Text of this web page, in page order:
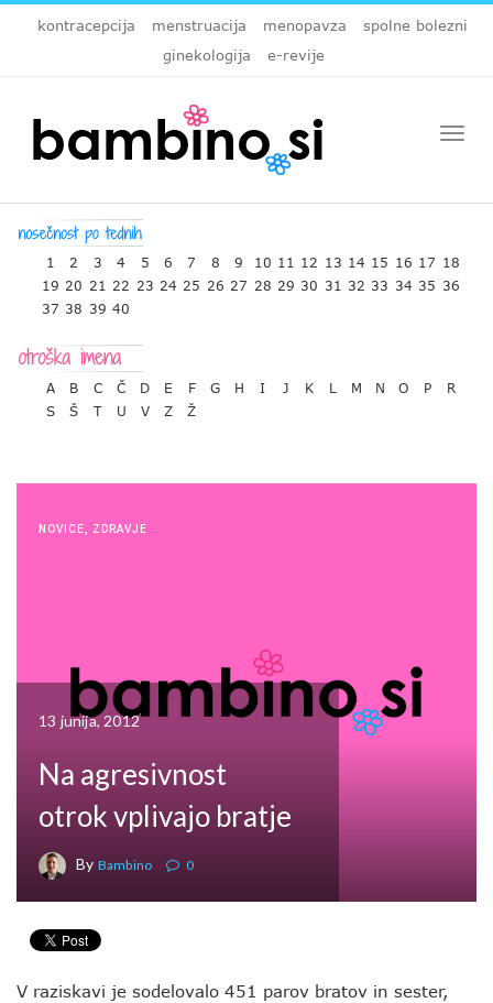
kontracepcija menstruacija menopavza
spolne bolezni
ginekologija
e-revije
1 2 3 4 5 6 7 8 9 10 11 12 13 14 15 16 17 18
19 20 21 22 23 24 25 26 27 28 29 30 31 32 33 34 35 36
37 38 39 40
A B C Č D E F G H I J K L M N O P
R
S
Š T U V Z Ž
NOVICE ZDRAVJE
13 junija, 2012
Na agresivnost
otrok vplivajo bratje
By Bambino 0
V raziskavi je sodelovalo 451 parov bratov in sester,